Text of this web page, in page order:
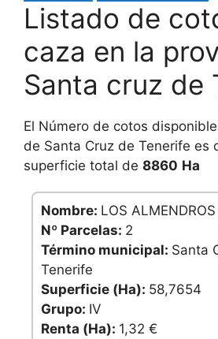
Listado de
caza en la
Santa cruz de
El Número de cotos
de Santa Cruz de Tenerife es
superficie total de 8860 Ha
Nombre: LOS ALMENDROS
Nº Parcelas: 2
Término municipal: Santa
Tenerife
Superficie (Ha): 58,7654
Grupo: IV
Renta (Ha): 1,32 €